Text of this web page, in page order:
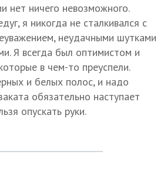
нет ничего невозможного.
я никогда не сталкивался с
неудачными шутками
Я всегда был оптимистом и
в чем-то преуспели.
и белых полос, и надо
обязательно наступает
опускать руки.